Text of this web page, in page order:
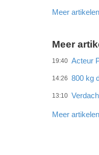
Meer
Meer
19:40 Acteur
14:26 800 kg
13:10
Meer